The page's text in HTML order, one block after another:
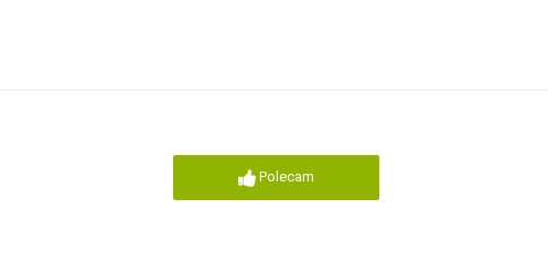
Polecam